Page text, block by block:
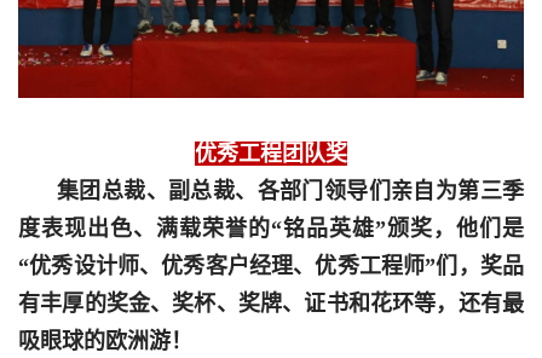
优秀工程团队奖
集团总裁、副总裁、各部门领导们亲自为第三季
度表现出色、满载荣誉的“铭品英雄”颁奖，他们是
“优秀设计师、优秀客户经理、优秀工程师”们，奖品
有丰厚的奖金、奖杯、奖牌、证书和花环等，还有最
吸眼球的欧洲游！